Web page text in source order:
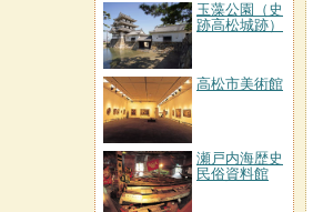
玉藻公園（史
跡高松城跡）
高松市美術館
瀬戸内海歴史
民俗資料館